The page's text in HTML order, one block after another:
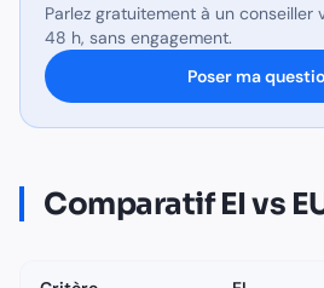
Parlez gratuitement à un
48 h, sans engagement.
Poser ma
Comparatif EI vs